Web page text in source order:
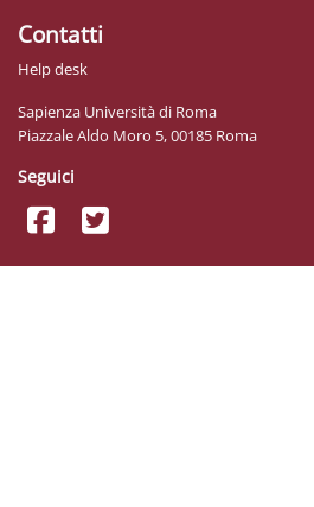
Contatti
Help desk
Sapienza Università di Roma
Piazzale Aldo Moro 5, 00185 Roma
Seguici